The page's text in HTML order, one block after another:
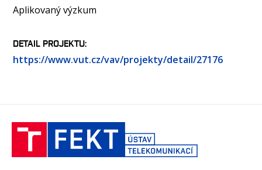
Aplikovaný výzkum
DETAIL PROJEKTU
https://www.vut.cz/vav/projekty/detail/27176